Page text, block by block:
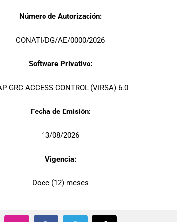
Número de Autorización:
CONATI/DG/AE/0000/2026
Software Privativo:
GRC ACCESS CONTROL (VIRSA) 6.0
Fecha de Emisión:
13/08/2026
Vigencia:
Doce (12) meses